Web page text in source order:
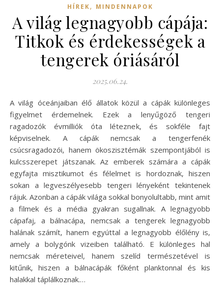
HÍREK, MINDENNAPOK
A világ legnagyobb cápája:
Titkok és érdekességek a
tengerek óriásáról
2025.06.24.
A világ óceánjaiban élő állatok közül a cápák különleges
figyelmet érdemelnek. Ezek a lenyűgöző tengeri
ragadozók évmilliók óta léteznek, és sokféle fajt
képviselnek. A cápák nemcsak a tengerfenék
csúcsragadozói, hanem ökoszisztémák szempontjából is
kulcsszerepet játszanak. Az emberek számára a cápák
egyfajta misztikumot és félelmet is hordoznak, hiszen
sokan a legveszélyesebb tengeri lényeként tekintenek
rájuk. Azonban a cápák világa sokkal bonyolultabb, mint amit
a filmek és a média gyakran sugallnak. A legnagyobb
cápafaj, a bálnacápa, nemcsak a tengerek legnagyobb
halának számít, hanem egyúttal a legnagyobb élőlény is,
amely a bolygónk vizeiben található. E különleges hal
nemcsak méreteivel, hanem szelíd természetével is
kitűnik, hiszen a bálnacápák főként planktonnal és kis
halakkal táplálkoznak.…